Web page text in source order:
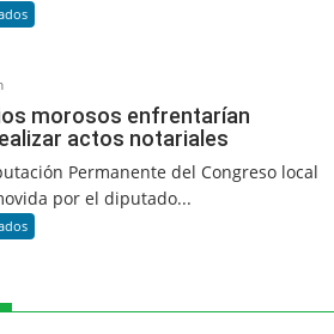
morosos enfrentarían
actos notariales
Permanente del Congreso local
por el diputado...